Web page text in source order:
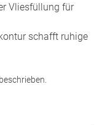
Vliesfüllung für
schafft ruhige